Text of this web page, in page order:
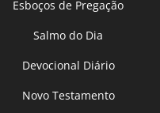
Esboços de Pregação
Salmo do Dia
Devocional Diário
Novo Testamento